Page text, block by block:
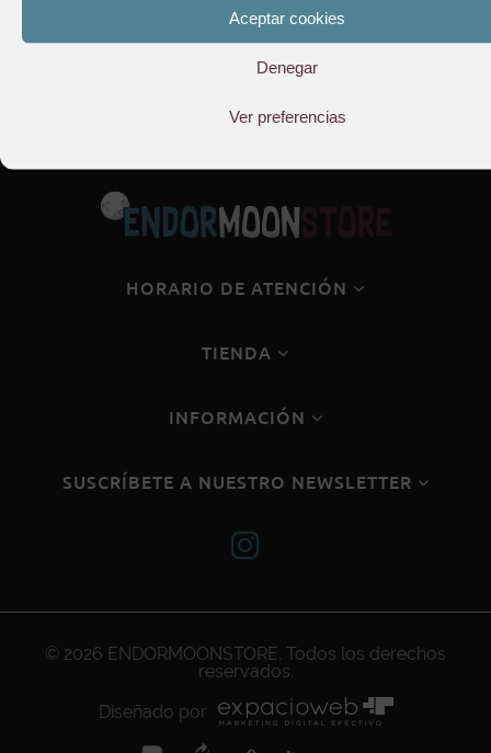
Aceptar cookies
Denegar
Ver preferencias
HORARIO DE ATENCIÓN
TIENDA
INFORMACIÓN
SUSCRÍBETE A NUESTRO NEWSLETTER
© 2026 ENDORMOONSTORE. Todos los derechos
reservados.
Diseñado por